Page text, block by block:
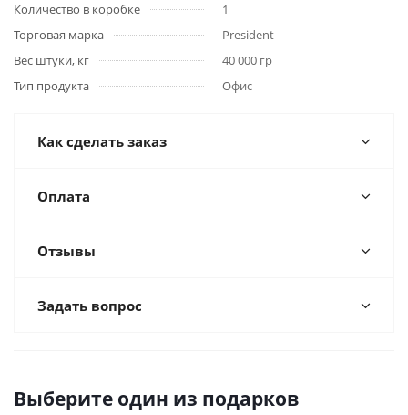
Количество в коробке
1
Торговая марка
President
Вес штуки, кг
40 000 гр
Тип продукта
Офис
Как сделать заказ
Оплата
Отзывы
Задать вопрос
Выберите один из подарков